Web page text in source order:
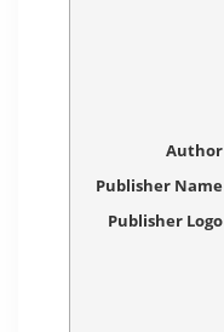
Author
Publisher Name
Publisher Logo